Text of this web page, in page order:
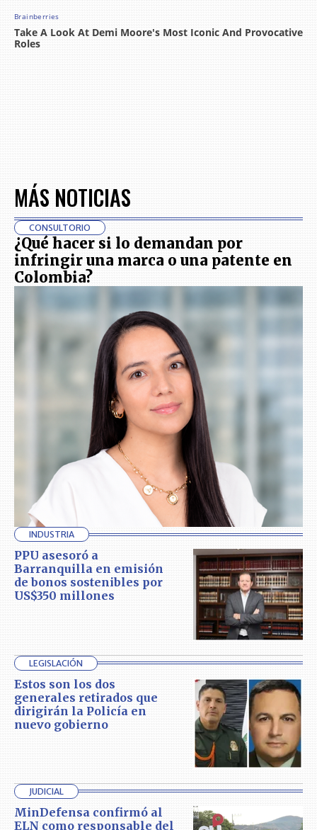
MÁS NOTICIAS
CONSULTORIO
¿Qué hacer si lo demandan por
infringir una marca o una patente en
Colombia?
INDUSTRIA
PPU asesoró a
Barranquilla en emisión
de bonos sostenibles por
US$350 millones
LEGISLACIÓN
Estos son los dos
generales retirados que
dirigirán la Policía en
nuevo gobierno
JUDICIAL
MinDefensa confirmó al
ELN como responsable del